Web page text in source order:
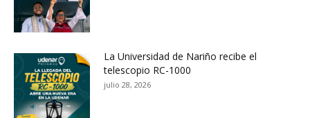
La Universidad de Nariño recibe el
telescopio RC-1000
julio 28, 2026